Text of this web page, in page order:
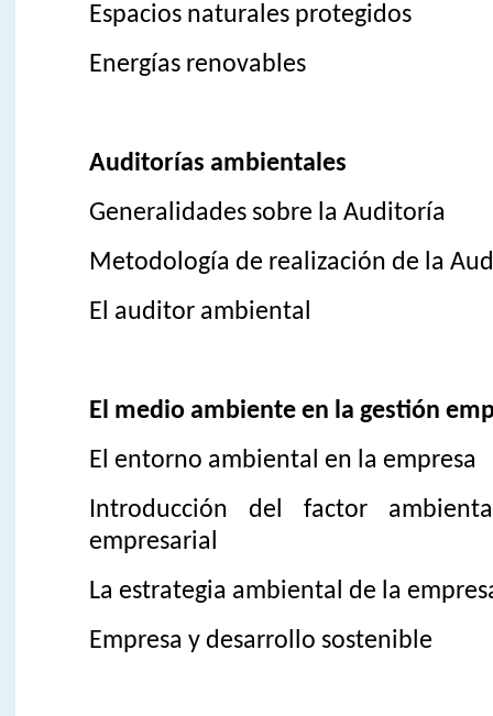
Espacios naturales protegidos
Energías renovables
Auditorías ambientales
Generalidades sobre la Auditoría
Metodología de realización de la
El auditor ambiental
El medio ambiente en la gestión
El entorno ambiental en la empresa
Introducción del factor
empresarial
La estrategia ambiental de la
Empresa y desarrollo sostenible